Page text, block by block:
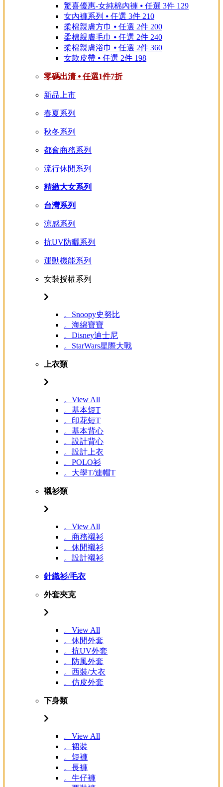
驚喜優惠-女純棉內褲 ⦁ 任選 3件 129
女內褲系列 ⦁ 任選 3件 210
柔棉親膚方巾 ⦁ 任選 2件 200
柔棉親膚毛巾 ⦁ 任選 2件 240
柔棉親膚浴巾 ⦁ 任選 2件 360
女款皮帶 ⦁ 任選 2件 198
零碼出清 ⦁ 任選1件7折
新品上市
春夏系列
秋冬系列
都會商務系列
流行休閒系列
精緻大女系列
台灣系列
涼感系列
抗UV防曬系列
運動機能系列
女裝授權系列
。Snoopy史努比
。海綿寶寶
。Disney迪士尼
。StarWars星際大戰
上衣類
。View All
。基本短T
。印花短T
。基本背心
。設計背心
。設計上衣
。POLO衫
。大學T/連帽T
襯衫類
。View All
。商務襯衫
。休閒襯衫
。設計襯衫
針織衫/毛衣
外套夾克
。View All
。休閒外套
。抗UV外套
。防風外套
。西裝/大衣
。仿皮外套
下身類
。View All
。裙裝
。短褲
。長褲
。牛仔褲